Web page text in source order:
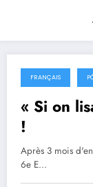
14 février 2022
FRANÇAIS
« Si on
!
Après 3 mois
6e E…